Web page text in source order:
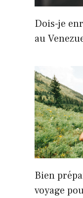
Dois-je
au
Bien
voyage